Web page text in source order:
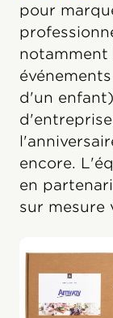
pour
notamment
d'un
encore.
en
sur mesure